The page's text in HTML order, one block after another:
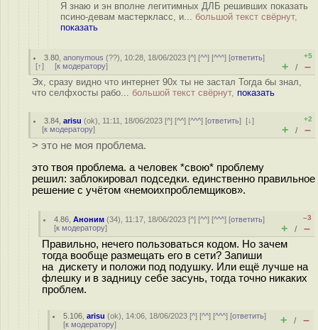
Я знаю и эн вполне легитимных ДЛБ решивших показать
псино-девам мастеркласс, и... большой текст свёрнут,
показать
3.80 ,anonymous (??), 10:28, 18/06/2023 [^] [^^] [^^^] [ответить]
[↑] [к модератору]
+5
+ / –
Эх, сразу видно что интернет 90х ты не застал Тогда бы знал,
что селфхосты рабо... большой текст свёрнут, показать
3.84 ,arisu (ok), 11:11, 18/06/2023 [^] [^^] [^^^] [ответить][↓]
[к модератору]
+2
+ / –
> это не моя проблема.
это твоя проблема. а человек *свою* проблему
решил: заблокировал подседки. единственно правильное
решение с учётом «немоихпроблемщиков».
4.86 ,Аноним (34), 11:17, 18/06/2023 [^] [^^] [^^^] [ответить]
[к модератору]
–3
+ / –
Правильно, нечего пользоваться кодом. Но зачем
тогда вообще размещать его в сети? Запиши
на дискету и положи под подушку. Или ещё лучше на
флешку и в задницу себе засунь, тогда точно никаких
проблем.
5.106 ,arisu (ok), 14:06, 18/06/2023 [^] [^^] [^^^] [ответить]
[к модератору] + / –